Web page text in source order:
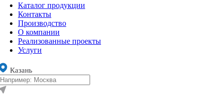
Каталог продукции
Контакты
Производство
О компании
Реализованные проекты
Услуги
Казань